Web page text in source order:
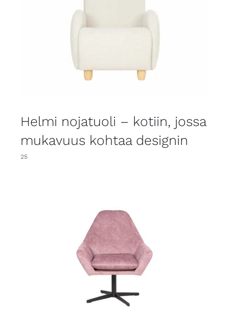
Helmi nojatuoli – kotiin, jossa
mukavuus kohtaa designin
25